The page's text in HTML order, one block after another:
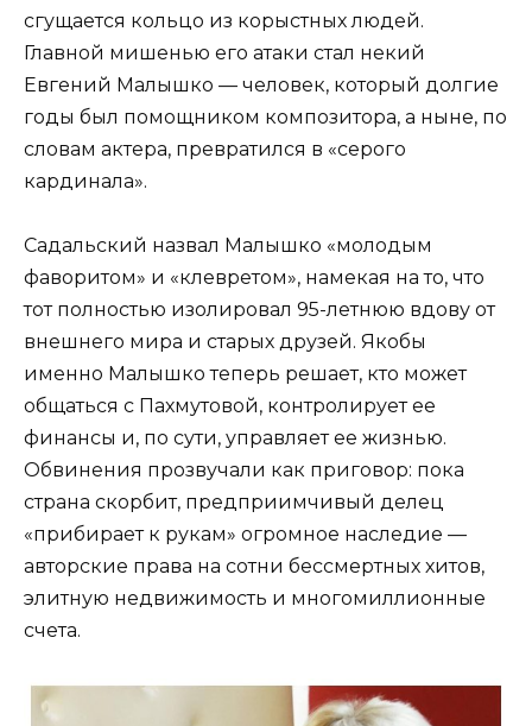
сгущается кольцо из корыстных людей.
Главной мишенью его атаки стал некий
Евгений Малышко — человек, который долгие
годы был помощником композитора, а ныне, по
словам актера, превратился в «серого
кардинала».
Садальский назвал Малышко «молодым
фаворитом» и «клевретом», намекая на то, что
тот полностью изолировал 95-летнюю вдову от
внешнего мира и старых друзей. Якобы
именно Малышко теперь решает, кто может
общаться с Пахмутовой, контролирует ее
финансы и, по сути, управляет ее жизнью.
Обвинения прозвучали как приговор: пока
страна скорбит, предприимчивый делец
«прибирает к рукам» огромное наследие —
авторские права на сотни бессмертных хитов,
элитную недвижимость и многомиллионные
счета.